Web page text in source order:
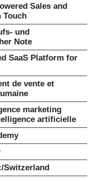
Sales and
Touch
und
Note
SaaS Platform for
de vente et
marketing
artificielle
Switzerland